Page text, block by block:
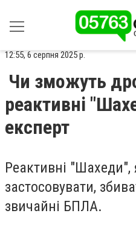
12:55, 6 серпня 2025 р.
Чи зможуть
реактивні
експерт
Реактивні "Шахеди",
застосовувати,
звичайні БПЛА.